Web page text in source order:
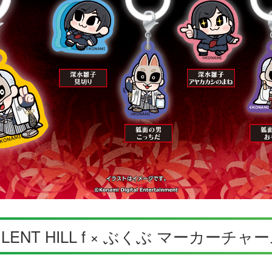
HILL f × ぶくぶ マーカーチャ